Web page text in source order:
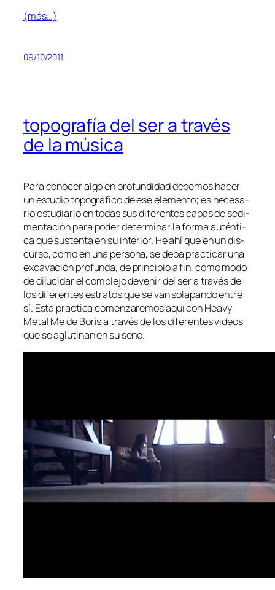
(más…)
09/10/2011
topografía del ser a través
de la música
Para co­no­cer al­go en pro­fun­di­dad de­be­mos ha­cer
un es­tu­dio to­po­grá­fi­co de ese ele­men­to; es ne­ce­sa­
rio es­tu­diar­lo en to­das sus di­fe­ren­tes ca­pas de se­di­
men­ta­ción pa­ra po­der de­ter­mi­nar la for­ma au­tén­ti­
ca que sus­ten­ta en su in­te­rior. He ahí que en un dis­
cur­so, co­mo en una per­so­na, se de­ba prac­ti­car una
ex­ca­va­ción pro­fun­da, de prin­ci­pio a fin, co­mo mo­do
de di­lu­ci­dar el com­ple­jo de­ve­nir del ser a tra­vés de
los di­fe­ren­tes es­tra­tos que se van so­la­pan­do en­tre
sí. Esta prac­ti­ca co­men­za­re­mos aquí con Heavy
Metal Me de Boris a tra­vés de los di­fe­ren­tes vi­deos
que se aglu­ti­nan en su seno.